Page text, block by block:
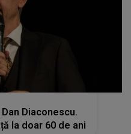
Diaconescu.
la doar 60 de ani